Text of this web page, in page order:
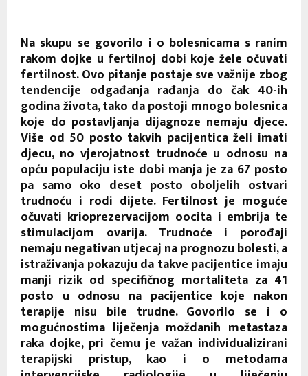
Na skupu se govorilo i o bolesnicama s ranim
rakom dojke u fertilnoj dobi koje žele očuvati
fertilnost. Ovo pitanje postaje sve važnije zbog
tendencije odgađanja rađanja do čak 40-ih
godina života, tako da postoji mnogo bolesnica
koje do postavljanja dijagnoze nemaju djece.
Više od 50 posto takvih pacijentica želi imati
djecu, no vjerojatnost trudnoće u odnosu na
opću populaciju iste dobi manja je za 67 posto
pa samo oko deset posto oboljelih ostvari
trudnoću i rodi dijete. Fertilnost je moguće
očuvati krioprezervacijom oocita i embrija te
stimulacijom ovarija. Trudnoće i porođaji
nemaju negativan utjecaj na prognozu bolesti, a
istraživanja pokazuju da takve pacijentice imaju
manji rizik od specifičnog mortaliteta za 41
posto u odnosu na pacijentice koje nakon
terapije nisu bile trudne. Govorilo se i o
mogućnostima liječenja moždanih metastaza
raka dojke, pri čemu je važan individualizirani
terapijski pristup, kao i o metodama